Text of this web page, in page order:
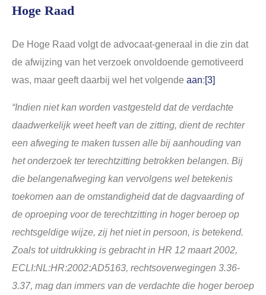
Hoge Raad
De Hoge Raad volgt de advocaat-generaal in die zin dat
de afwijzing van het verzoek onvoldoende gemotiveerd
was, maar geeft daarbij wel het volgende aan:[3]
“Indien niet kan worden vastgesteld dat de verdachte
daadwerkelijk weet heeft van de zitting, dient de rechter
een afweging te maken tussen alle bij aanhouding van
het onderzoek ter terechtzitting betrokken belangen. Bij
die belangenafweging kan vervolgens wel betekenis
toekomen aan de omstandigheid dat de dagvaarding of
de oproeping voor de terechtzitting in hoger beroep op
rechtsgeldige wijze, zij het niet in persoon, is betekend.
Zoals tot uitdrukking is gebracht in HR 12 maart 2002,
ECLI:NL:HR:2002:AD5163, rechtsoverwegingen 3.36-
3.37, mag dan immers van de verdachte die hoger beroep